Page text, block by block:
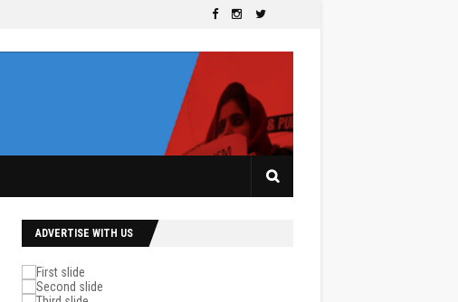
ADVERTISE WITH US